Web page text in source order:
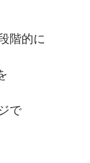
階的に
で